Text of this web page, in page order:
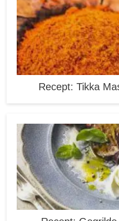
Recept: Tikka